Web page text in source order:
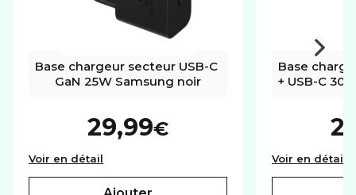
CONNECTIVITÉ
eSIM
Mémoire utilisateur
Port carte mémoire
Micro SD
Base chargeur secteur USB-C
GaN 25W Samsung noir
29,99€
Voir en détail Base chargeur secteur USB-C GaN 25W
Base
+ USB-C
Voir en détail